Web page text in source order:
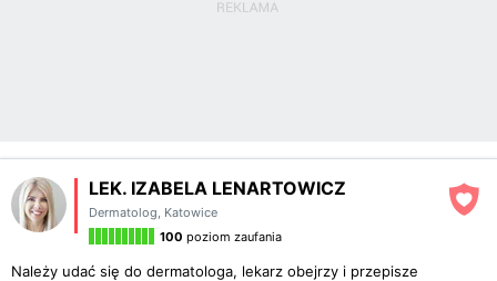
LEK. IZABELA LENARTOWICZ
Dermatolog, Katowice
100 poziom zaufania
Należy udać się do dermatologa, lekarz obejrzy i przepisze